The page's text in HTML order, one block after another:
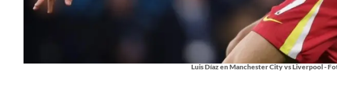
Luis Díaz en Manchester City vs Liverpool -